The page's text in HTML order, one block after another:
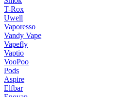
T-Rox
Uwell
Vaporesso
Vandy Vape
Vapefly
Vaptio
VooPoo
Pods
Aspire
Elfbar